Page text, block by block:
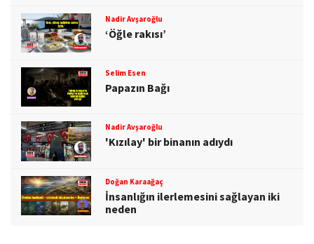
Nadir Avşaroğlu
‘Öğle rakısı’
Selim Esen
Papazın Bağı
Nadir Avşaroğlu
'Kızılay' bir binanın adıydı
Doğan Karaağaç
İnsanlığın ilerlemesini sağlayan iki
neden